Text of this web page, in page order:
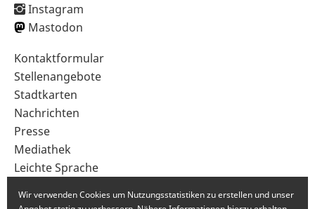
Instagram
Mastodon
Sekundärnavigation
im
Fußbereich
Kontaktformular
Stellenangebote
Stadtkarten
Nachrichten
Presse
Mediathek
Leichte Sprache
Wir verwenden Cookies um Nutzungsstatistiken zu erstellen und unser